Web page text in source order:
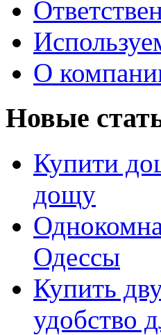
О
Новые
Купити
дощу
Одессы
Купить
удобство